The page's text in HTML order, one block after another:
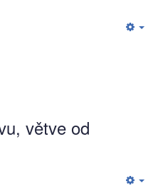
větve od